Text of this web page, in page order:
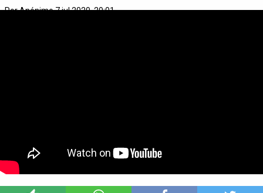
Por Anónimo 7 jul 2020, 20:01